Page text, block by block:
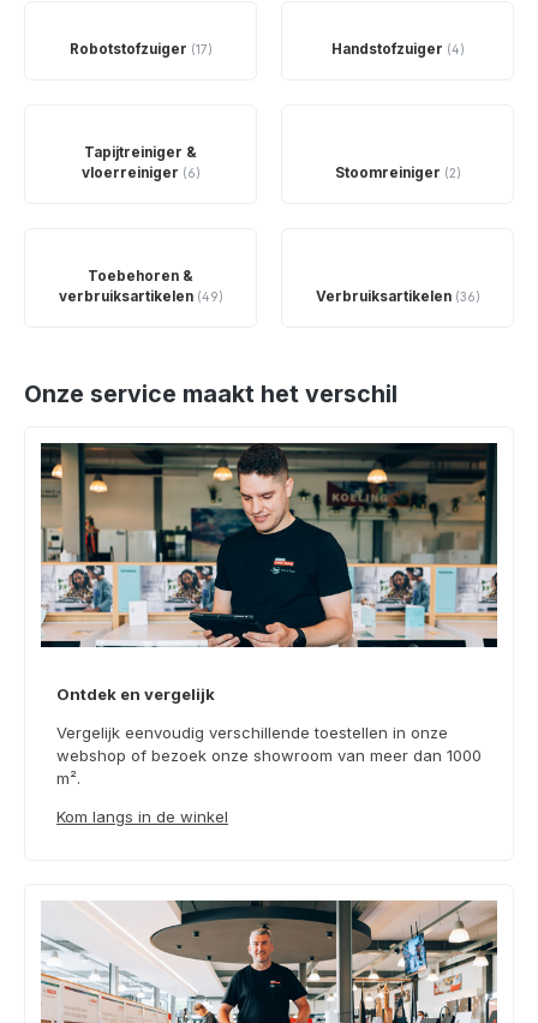
Robotstofzuiger (17) Handstofzuiger (4)
Tapijtreiniger &
vloerreiniger (6) Stoomreiniger (2)
Toebehoren &
verbruiksartikelen (49) Verbruiksartikelen (36)
Onze service maakt het verschil
Ontdek en vergelijk
Vergelijk eenvoudig verschillende toestellen in onze
webshop of bezoek onze showroom van meer dan 1000
m².
Kom langs in de winkel